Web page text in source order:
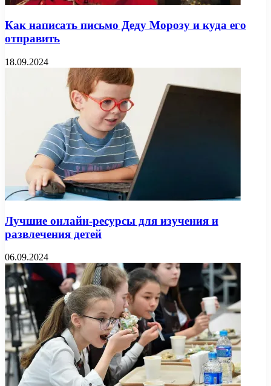
Как написать письмо Деду Морозу и куда его
отправить
18.09.2024
Лучшие онлайн-ресурсы для изучения и
развлечения детей
06.09.2024